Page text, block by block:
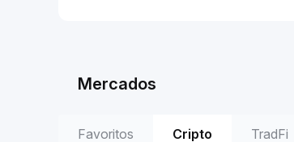
Mercados
Favoritos Cripto TradFi